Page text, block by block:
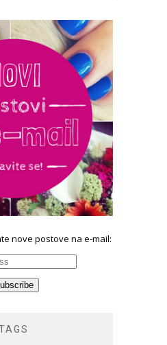
nove postove na e-mail: